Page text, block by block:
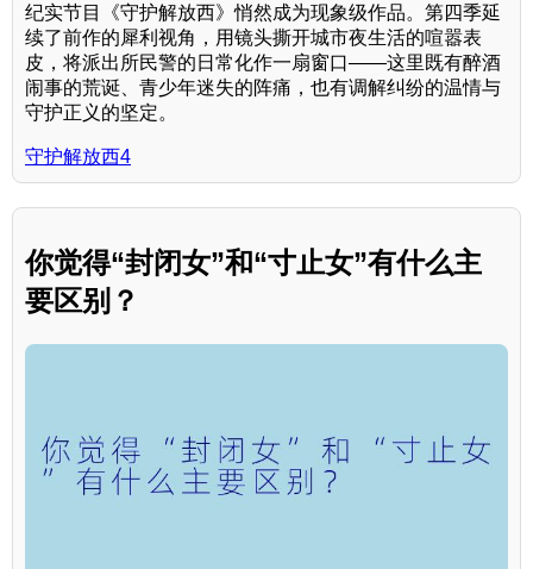
纪实节目《守护解放西》悄然成为现象级作品。第四季延
续了前作的犀利视角，用镜头撕开城市夜生活的喧嚣表
皮，将派出所民警的日常化作一扇窗口——这里既有醉酒
闹事的荒诞、青少年迷失的阵痛，也有调解纠纷的温情与
守护正义的坚定。
守护解放西4
你觉得“封闭女”和“寸止女”有什么主
要区别？